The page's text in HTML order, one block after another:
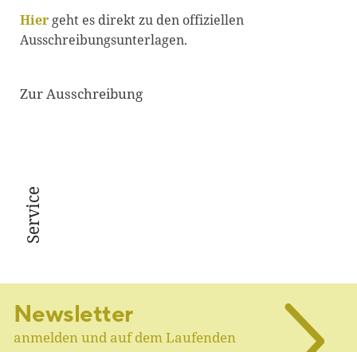
Hiergeht es direkt zu den offiziellen
Ausschreibungsunterlagen.
Zur Ausschreibung
Service
Newsletter
anmelden und auf dem Laufenden